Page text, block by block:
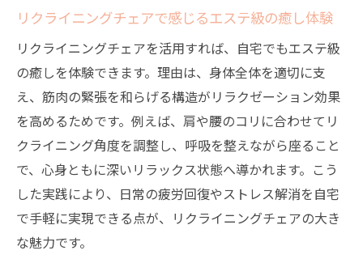
リクライニングチェアで感じるエステ級の癒し体験
リクライニングチェアを活用すれば、自宅でもエステ級
の癒しを体験できます。理由は、身体全体を適切に支
え、筋肉の緊張を和らげる構造がリラクゼーション効果
を高めるためです。例えば、肩や腰のコリに合わせてリ
クライニング角度を調整し、呼吸を整えながら座ること
で、心身ともに深いリラックス状態へ導かれます。こう
した実践により、日常の疲労回復やストレス解消を自宅
で手軽に実現できる点が、リクライニングチェアの大き
な魅力です。